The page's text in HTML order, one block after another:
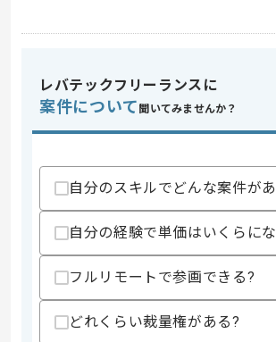
この案件のポイント
特徴
スキル
・下記を用いた開
‐Git
‐Python
歓迎スキル
・下記環境での開
‐MQTT
‐Linux(Debian)
レバテックフリーランスに
案件について 聞いてみませんか？
自分のスキルでどんな案件が
自分の経験で単価はいくらに
フルリモートで参画できる?
どれくらい裁量権がある?